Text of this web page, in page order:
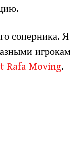
соперника.
Rafa Moving.